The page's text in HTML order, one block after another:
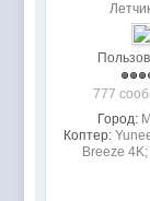
777
Город:
Коптер:
Breeze